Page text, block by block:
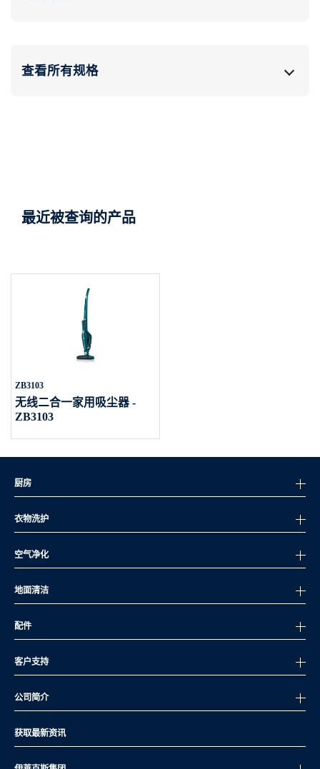
查看所有规格
最近被查询的产品
ZB3103
无线二合一家用吸尘器 -
ZB3103
厨房
衣物洗护
空气净化
地面清洁
配件
客户支持
公司简介
获取最新资讯